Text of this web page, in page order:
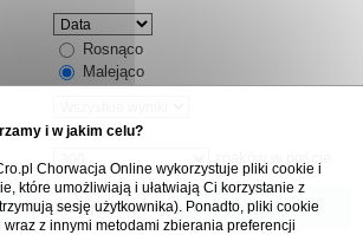
Rosnąco
Malejąco
i w jakim celu?
Chorwacja Online wykorzystuje pliki cookie i
które umożliwiają i ułatwiają Ci korzystanie z
sesję użytkownika). Ponadto, pliki cookie
wraz z innymi metodami zbierania preferencji